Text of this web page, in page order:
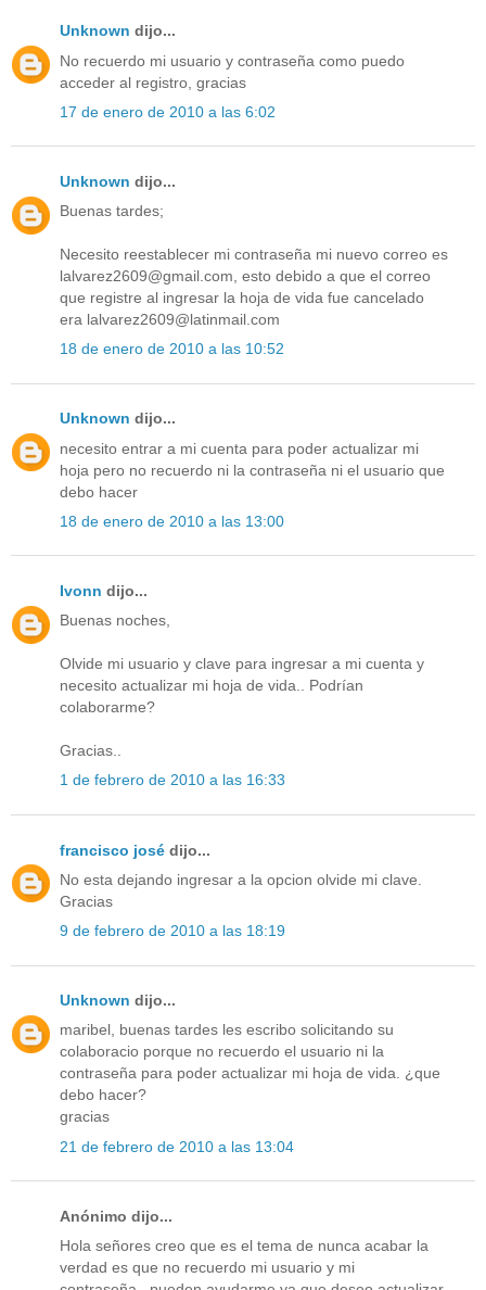
Unknown dijo...
No recuerdo mi usuario y contraseña como puedo
acceder al registro, gracias
17 de enero de 2010 a las 6:02
Unknown dijo...
Buenas tardes;
Necesito reestablecer mi contraseña mi nuevo correo es
lalvarez2609@gmail.com, esto debido a que el correo
que registre al ingresar la hoja de vida fue cancelado
era lalvarez2609@latinmail.com
18 de enero de 2010 a las 10:52
Unknown dijo...
necesito entrar a mi cuenta para poder actualizar mi
hoja pero no recuerdo ni la contraseña ni el usuario que
debo hacer
18 de enero de 2010 a las 13:00
Ivonn dijo...
Buenas noches,
Olvide mi usuario y clave para ingresar a mi cuenta y
necesito actualizar mi hoja de vida.. Podrían
colaborarme?
Gracias..
1 de febrero de 2010 a las 16:33
francisco josé dijo...
No esta dejando ingresar a la opcion olvide mi clave.
Gracias
9 de febrero de 2010 a las 18:19
Unknown dijo...
maribel, buenas tardes les escribo solicitando su
colaboracio porque no recuerdo el usuario ni la
contraseña para poder actualizar mi hoja de vida. ¿que
debo hacer?
gracias
21 de febrero de 2010 a las 13:04
Anónimo dijo...
Hola señores creo que es el tema de nunca acabar la
verdad es que no recuerdo mi usuario y mi